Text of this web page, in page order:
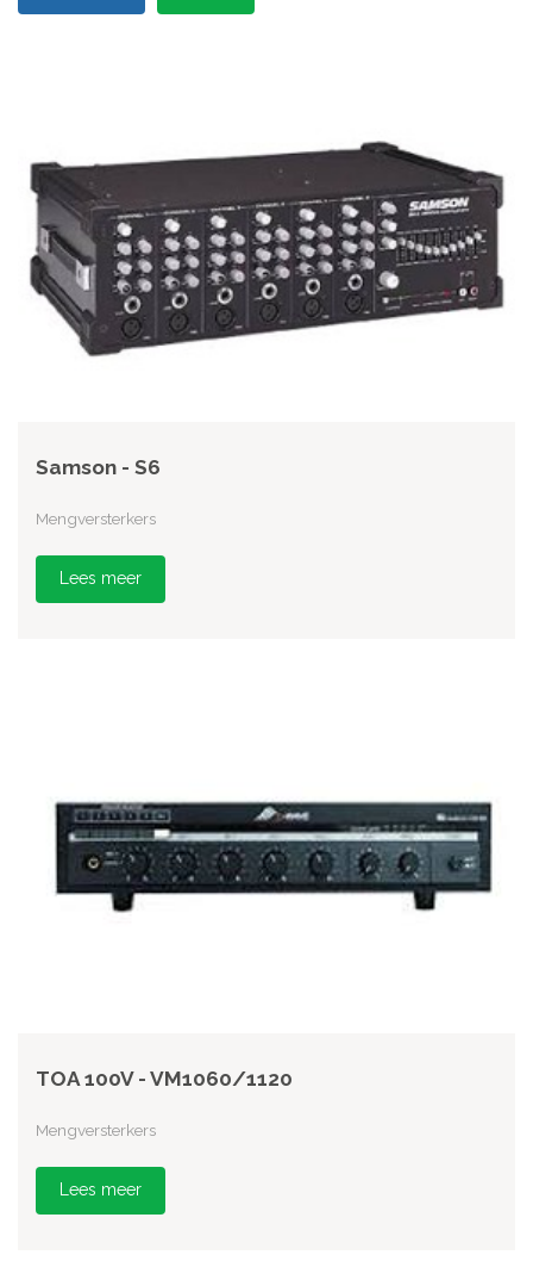
Samson - S6
Mengversterkers
Lees meer
TOA 100V - VM1060/1120
Mengversterkers
Lees meer